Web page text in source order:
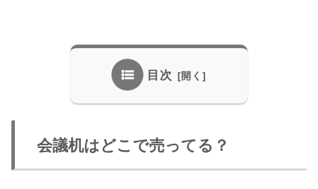
目次
会議机はどこで売ってる？